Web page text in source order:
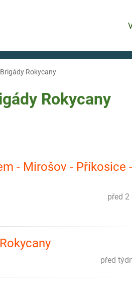
Rokycany
Rokycany
- Mirošov - Příkosice -
před 2
před